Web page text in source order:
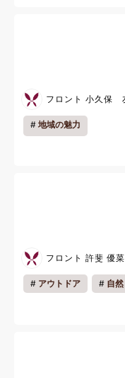
フロント 小久保
地域の魅力
フロント 許斐 優菜
アウトドア 自然